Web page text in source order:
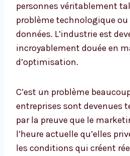
personnes véritablement
problème technologique ou
données. L’industrie est
incroyablement douée en
d’optimisation.
C’est un problème
entreprises sont devenues
par la preuve que le
l’heure actuelle qu’elles
les conditions qui créent